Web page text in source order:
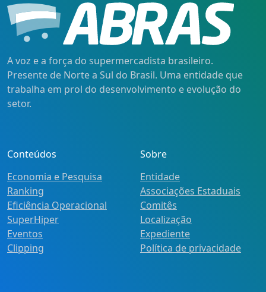
A voz e a força do supermercadista brasileiro.
Presente de Norte a Sul do Brasil. Uma entidade que
trabalha em prol do desenvolvimento e evolução do
setor.
Conteúdos
Economia e Pesquisa
Ranking
Eficiência Operacional
SuperHiper
Eventos
Clipping
Sobre
Entidade
Associações Estaduais
Comitês
Localização
Expediente
Política de privacidade